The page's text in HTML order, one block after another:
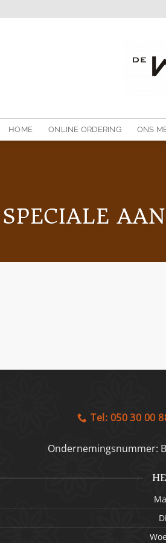
HOME ONLINE ORDERING ONS
SPECIALE
Tel: 050 30 00
Ondernemingsnummer: